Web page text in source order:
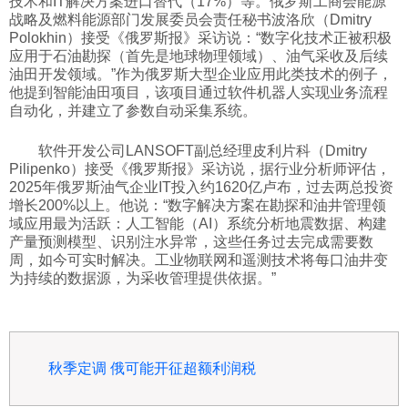
社会
文化
体育
旅游
战略及燃料能源部门发展委员会责任秘书波洛欣（Dmitry
Polokhin）接受《俄罗斯报》采访说：“数字化技术正被积极
应用于石油勘探（首先是地球物理领域）、油气采收及后续
油田开发领域。”作为俄罗斯大型企业应用此类技术的例子，
他提到智能油田项目，该项目通过软件机器人实现业务流程
自动化，并建立了参数自动采集系统。
软件开发公司LANSOFT副总经理皮利片科（Dmitry
Pilipenko）接受《俄罗斯报》采访说，据行业分析师评估，
2025年俄罗斯油气企业IT投入约1620亿卢布，过去两总投资
增长200%以上。他说：“数字解决方案在勘探和油井管理领
域应用最为活跃：人工智能（AI）系统分析地震数据、构建
产量预测模型、识别注水异常，这些任务过去完成需要数
周，如今可实时解决。工业物联网和遥测技术将每口油井变
为持续的数据源，为采收管理提供依据。”
秋季定调 俄可能开征超额利润税